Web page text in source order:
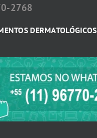
2768
DERMATOLÓGICOS